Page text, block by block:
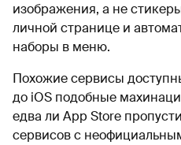
изображения, а не
личной странице и
наборы в меню.
Похожие сервисы
до iOS подобные
едва ли App Store
сервисов с